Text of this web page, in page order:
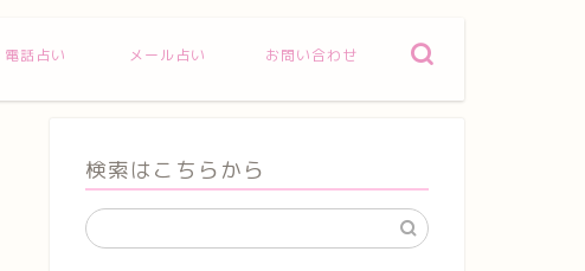
電話占い メール占い お問い合わせ
検索はこちらから